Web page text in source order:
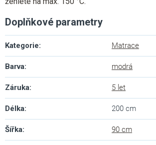
Doplňkové parametry
Kategorie: Matrace
Barva: modrá
Záruka: 5 let
Délka: 200 cm
Šířka: 90 cm